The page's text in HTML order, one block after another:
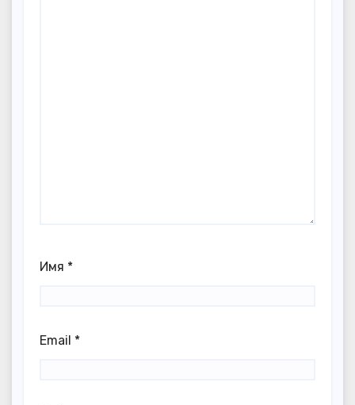
Имя *
Email *